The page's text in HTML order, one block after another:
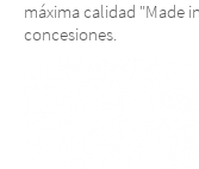
máxima calidad "Made
concesiones.